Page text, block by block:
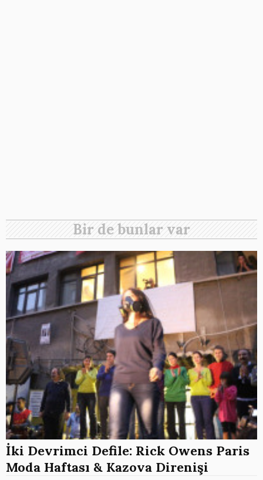
Bir de bunlar var
İki Devrimci Defile: Rick Owens Paris
Moda Haftası & Kazova Direnişi